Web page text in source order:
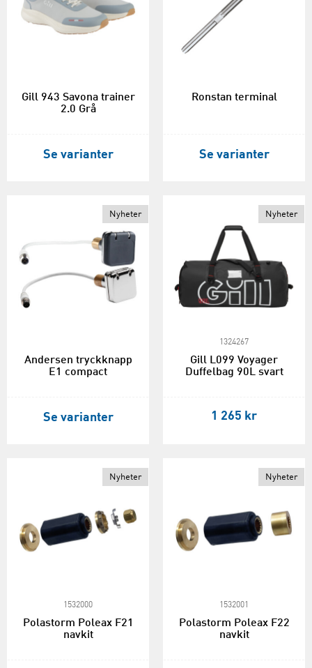
Gill 943 Savona trainer
2.0 Grå
Se varianter
Ronstan terminal
Se varianter
Nyheter
Andersen tryckknapp
E1 compact
Se varianter
Nyheter
1324267
Gill L099 Voyager
Duffelbag 90L svart
1 265 kr
Nyheter
1532000
Polastorm Poleax F21
navkit
Nyheter
1532001
Polastorm Poleax F22
navkit